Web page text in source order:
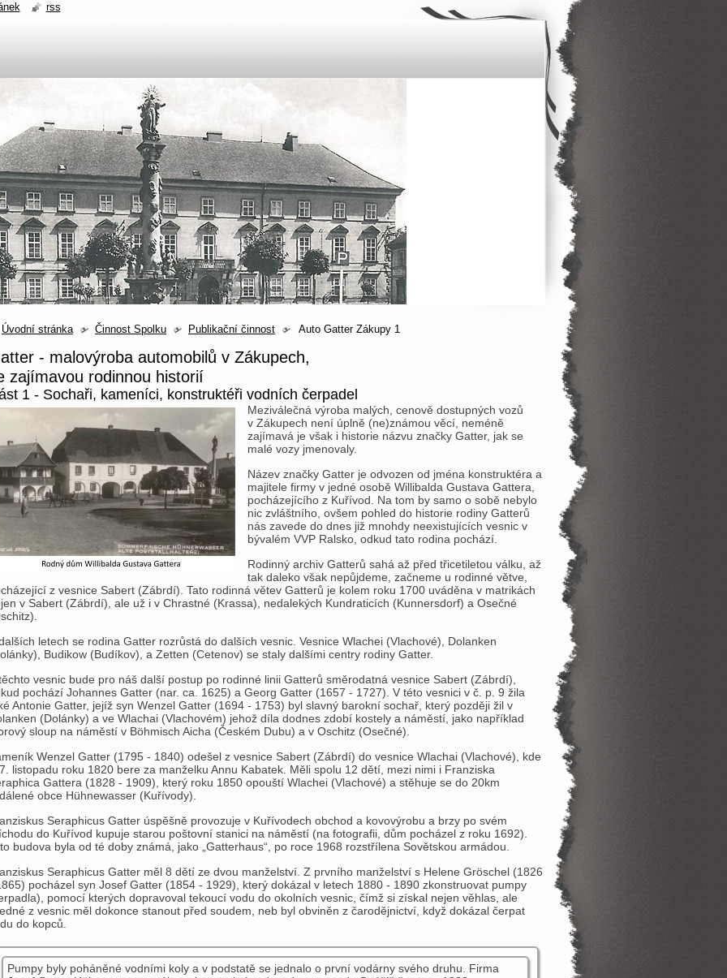
Úvodní stránka Činnost Spolku Publikační činnost Auto Gatter Zákupy 1
- malovýroba automobilů v Zákupech,
zajímavou rodinnou historií
1 - Sochaři, kameníci, konstruktéři vodních čerpadel
Meziválečná výroba malých, cenově dostupných vozů
v Zákupech není úplně (ne)známou věcí, neméně
zajímavá je však i historie názvu značky Gatter, jak se
malé vozy jmenovaly.
Název značky Gatter je odvozen od jména konstruktéra a
majitele firmy v jedné osobě Willibalda Gustava Gattera,
pocházejícího z Kuřívod. Na tom by samo o sobě nebylo
nic zvláštního, ovšem pohled do historie rodiny Gatterů
nás zavede do dnes již mnohdy neexistujících vesnic v
bývalém VVP Ralsko, odkud tato rodina pochází.
Rodinný archiv Gatterů sahá až před třicetiletou válku, až
tak daleko však nepůjdeme, začneme u rodinné větve,
z vesnice Sabert (Zábrdí). Tato rodinná větev Gatterů je kolem roku 1700 uváděna v matrikách
v Sabert (Zábrdí), ale už i v Chrastné (Krassa), nedalekých Kundraticích (Kunnersdorf) a Osečné
letech se rodina Gatter rozrůstá do dalších vesnic. Vesnice Wlachei (Vlachové), Dolanken
Budikow (Budíkov), a Zetten (Cetenov) se staly dalšími centry rodiny Gatter.
vesnic bude pro náš další postup po rodinné linii Gatterů směrodatná vesnice Sabert (Zábrdí),
pochází Johannes Gatter (nar. ca. 1625) a Georg Gatter (1657 - 1727). V této vesnici v č. p. 9 žila
Antonie Gatter, jejíž syn Wenzel Gatter (1694 - 1753) byl slavný barokní sochař, který později žil v
(Dolánky) a ve Wlachai (Vlachovém) jehož díla dodnes zdobí kostely a náměstí, jako například
sloup na náměstí v Böhmisch Aicha (Českém Dubu) a v Oschitz (Osečné).
Wenzel Gatter (1795 - 1840) odešel z vesnice Sabert (Zábrdí) do vesnice Wlachai (Vlachové), kde
listopadu roku 1820 bere za manželku Annu Kabatek. Měli spolu 12 dětí, mezi nimi i Franziska
Gattera (1828 - 1909), který roku 1850 opouští Wlachei (Vlachové) a stěhuje se do 20km
obce Hühnewasser (Kuřívody).
Seraphicus Gatter úspěšně provozuje v Kuřívodech obchod a kovovýrobu a brzy po svém
do Kuřívod kupuje starou poštovní stanici na náměstí (na fotografii, dům pocházel z roku 1692).
budova byla od té doby známá, jako „Gatterhaus“, po roce 1968 rozstřílena Sovětskou armádou.
Seraphicus Gatter měl 8 dětí ze dvou manželství. Z prvního manželství s Helene Gröschel (1826
pocházel syn Josef Gatter (1854 - 1929), který dokázal v letech 1880 - 1890 zkonstruovat pumpy
pomocí kterých dopravoval tekoucí vodu do okolních vesnic, čímž si získal nejen věhlas, ale
z vesnic měl dokonce stanout před soudem, neb byl obviněn z čarodějnictví, když dokázal čerpat
do kopců.
Pumpy byly poháněné vodními koly a v podstatě se jednalo o první vodárny svého druhu. Firma
rss